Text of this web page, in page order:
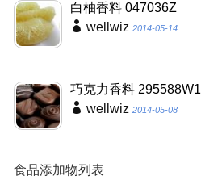
白柚香料 047036Z
wellwiz 2014-05-14
巧克力香料 295588W1
wellwiz 2014-05-08
食品添加物列表